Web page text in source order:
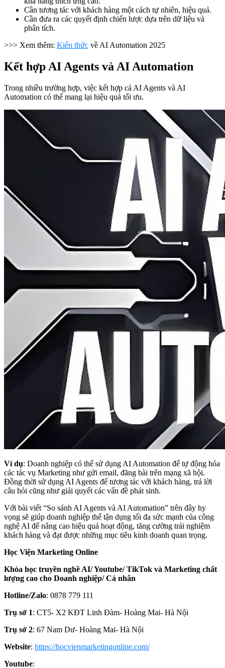
Cần tương tác với khách hàng một cách tự nhiên, hiệu quả.
Cần đưa ra các quyết định chiến lược dựa trên dữ liệu và
phân tích.
>>> Xem thêm: Kiến thức về AI Automation 2025
Kết hợp AI Agents và AI Automation
Trong nhiều trường hợp, việc kết hợp cả AI Agents và AI
Automation có thể mang lại hiệu quả tối ưu.
Ví dụ: Doanh nghiệp có thể sử dụng AI Automation để tự động hóa
các tác vụ Marketing như gửi email, đăng bài trên mạng xã hội.
Đồng thời sử dụng AI Agents để tương tác với khách hàng, trả lời
câu hỏi cũng như giải quyết các vấn đề phát sinh.
Với bài viết “So sánh AI Agents và AI Automation” trên đây hy
vọng sẽ giúp doanh nghiệp thể tận dụng tối đa sức mạnh của công
nghệ AI để nâng cao hiệu quả hoạt động, tăng cường trải nghiệm
khách hàng và đạt được những mục tiêu kinh doanh quan trọng.
Học Viện Marketing Online
Khóa học truyền nghề AI/ Youtube/ TikTok và Marketing chất
lượng cao cho Doanh nghiệp/ Cá nhân
Hotline/Zalo: 0878 779 111
Trụ sở 1: CT5- X2 KĐT Linh Đàm- Hoàng Mai- Hà Nội
Trụ sở 2: 67 Nam Dư- Hoàng Mai- Hà Nội
Website: https://hocvienmarketingonline.com/
Youtube: